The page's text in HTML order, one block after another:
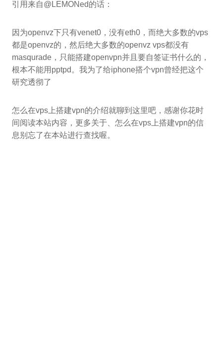
引用来自@LEMONed的话：
因为openvz下只有venet0，没有eth0，而绝大多数的vps
都是openvz的，然后绝大多数的openvz vps都没有
masqurade，只能搭建openvpn并且要自签证书什么的，
根本不能用pptpd。我为了给iphone搭个vpn曾经把这个
研究透彻了
怎么在vps上搭建vpn的介绍就聊到这里吧，感谢你花时
间阅读本站内容，更多关于、怎么在vps上搭建vpn的信
息别忘了在本站进行查找喔。